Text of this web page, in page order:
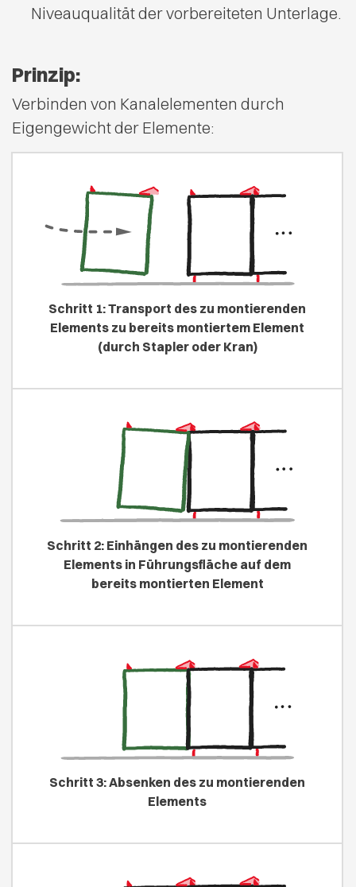
Niveauqualität der vorbereiteten Unterlage.
Prinzip:
Verbinden von Kanalelementen durch
Eigengewicht der Elemente:
Schritt 1: Transport des zu montierenden
Elements zu bereits montiertem Element
(durch Stapler oder Kran)
Schritt 2: Einhängen des zu montierenden
Elements in Führungsfläche auf dem
bereits montierten Element
Schritt 3: Absenken des zu montierenden
Elements